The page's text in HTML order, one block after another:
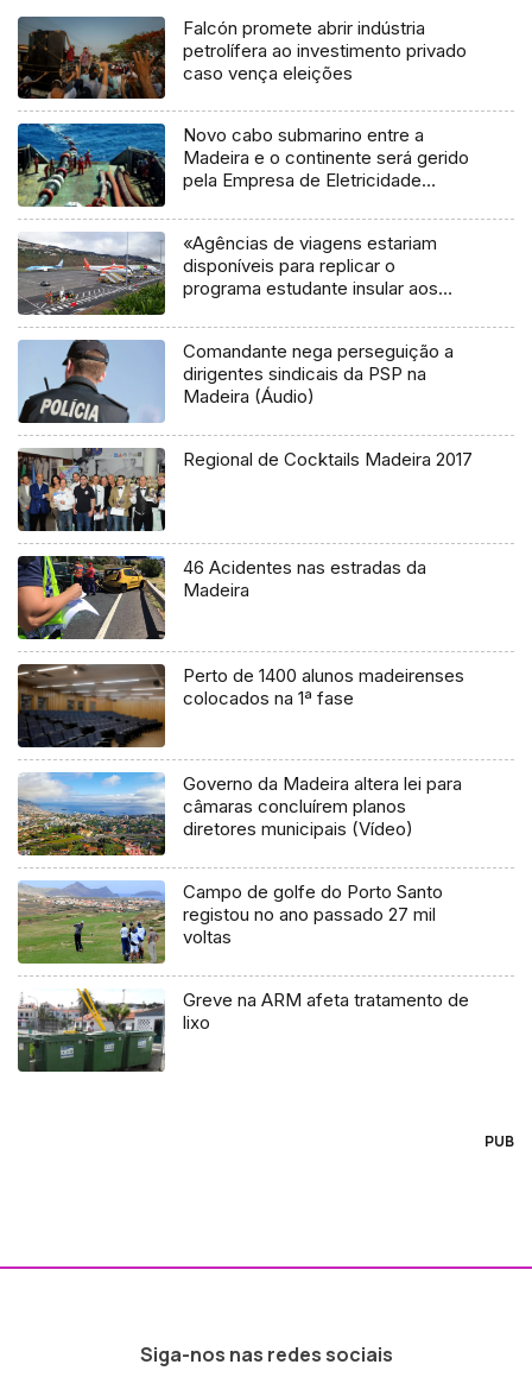
Falcón promete abrir indústria
petrolífera ao investimento privado
caso vença eleições
Novo cabo submarino entre a
Madeira e o continente será gerido
pela Empresa de Eletricidade
«Agências de viagens estariam
disponíveis para replicar o
programa estudante insular aos
Comandante nega perseguição a
dirigentes sindicais da PSP na
Madeira (Áudio)
Regional de Cocktails Madeira 2017
46 Acidentes nas estradas da
Madeira
Perto de 1400 alunos madeirenses
colocados na 1ª fase
Governo da Madeira altera lei para
câmaras concluírem planos
diretores municipais (Vídeo)
Campo de golfe do Porto Santo
registou no ano passado 27 mil
voltas
Greve na ARM afeta tratamento de
lixo
PUB
Siga-nos nas redes sociais